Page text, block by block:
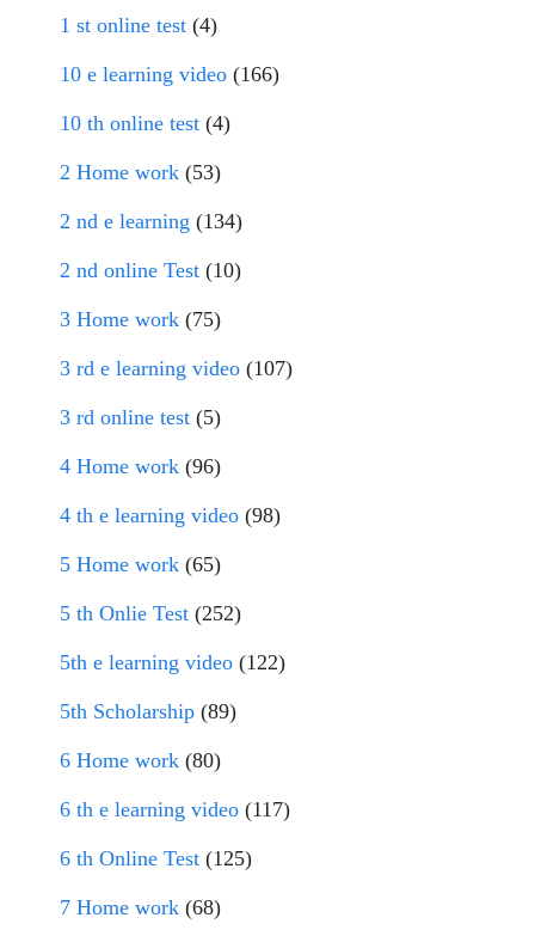
1 st online test (4)
10 e learning video (166)
10 th online test (4)
2 Home work (53)
2 nd e learning (134)
2 nd online Test (10)
3 Home work (75)
3 rd e learning video (107)
3 rd online test (5)
4 Home work (96)
4 th e learning video (98)
5 Home work (65)
5 th Onlie Test (252)
5th e learning video (122)
5th Scholarship (89)
6 Home work (80)
6 th e learning video (117)
6 th Online Test (125)
7 Home work (68)